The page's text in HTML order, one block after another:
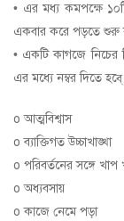
• এর মধ্য কমপক্ষে ১০টি
একবার করে পড়তে শুরু
• একটি কাগজে নিচের
এর মধ্যে নম্বর দিতে
o আত্মবিশ্বাস
o ব্যাক্তিগত উচ্চাখাঙ্খা
o পরিবর্তনের সঙ্গে খাপ
o অধ্যবসায়
o কাজে নেমে পড়া